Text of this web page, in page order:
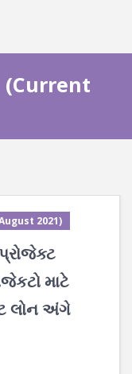
2021)
માટે
લોન અંગે